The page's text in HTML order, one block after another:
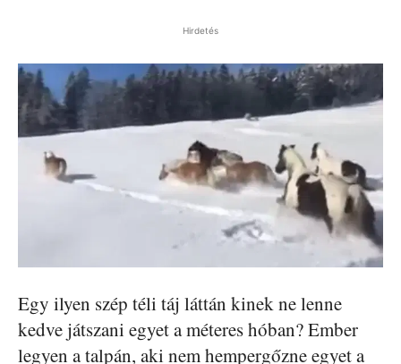
Hirdetés
Egy ilyen szép téli táj láttán kinek ne lenne
kedve játszani egyet a méteres hóban? Ember
legyen a talpán, aki nem hempergőzne egyet a